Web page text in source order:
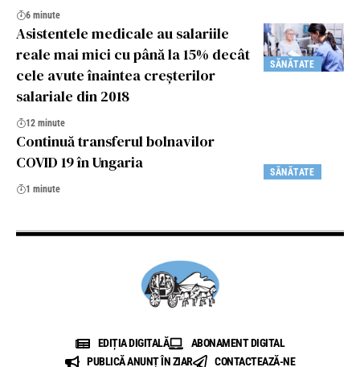
6 minute
SĂNĂTATE
Asistentele medicale au salariile
reale mai mici cu până la 15% decât
cele avute înaintea creșterilor
salariale din 2018
12 minute
SĂNĂTATE
Continuă transferul bolnavilor
COVID 19 în Ungaria
1 minute
EDIȚIA DIGITALĂ
ABONAMENT DIGITAL
PUBLICĂ ANUNȚ ÎN ZIAR
CONTACTEAZĂ-NE